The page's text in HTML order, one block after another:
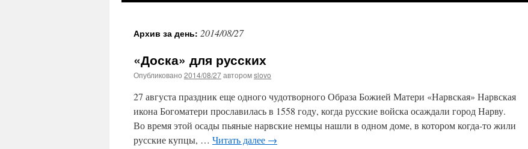
содержимому
Архив за день: 2014/08/27
«Доска» для русских
Опубликовано 2014/08/27авторомslovo
27 августа праздник еще одного чудотворного Образа Божией Матери «Нарвская» Нарвская
икона Богоматери прославилась в 1558 году, когда русские войска осаждали город Нарву.
Во время этой осады пьяные нарвские немцы нашли в одном доме, в котором когда-то жили
русские купцы, … Читать далее →